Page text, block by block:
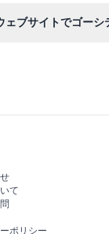
ェブサイトでゴー
て
ポリシー